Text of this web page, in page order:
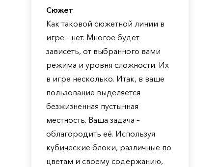
Сюжет
Как таковой сюжетной линии в
игре – нет. Многое будет
зависеть, от выбранного вами
режима и уровня сложности. Их
в игре несколько. Итак, в ваше
пользование выделяется
безжизненная пустынная
местность. Ваша задача –
облагородить её. Используя
кубические блоки, различные по
цветам и своему содержанию,